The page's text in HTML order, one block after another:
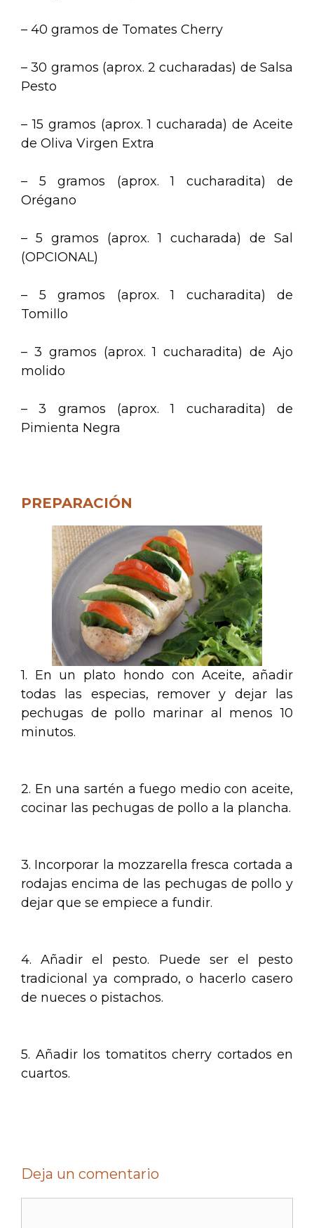
– 40 gramos de Tomates Cherry
– 30 gramos (aprox. 2 cucharadas) de Salsa
Pesto
– 15 gramos (aprox. 1 cucharada) de Aceite
de Oliva Virgen Extra
– 5 gramos (aprox. 1 cucharadita) de
Orégano
– 5 gramos (aprox. 1 cucharada) de Sal
(OPCIONAL)
– 5 gramos (aprox. 1 cucharadita) de
Tomillo
– 3 gramos (aprox. 1 cucharadita) de Ajo
molido
– 3 gramos (aprox. 1 cucharadita) de
Pimienta Negra
PREPARACIÓN
1. En un plato hondo con Aceite, añadir
todas las especias, remover y dejar las
pechugas de pollo marinar al menos 10
minutos.
2. En una sartén a fuego medio con aceite,
cocinar las pechugas de pollo a la plancha.
3. Incorporar la mozzarella fresca cortada a
rodajas encima de las pechugas de pollo y
dejar que se empiece a fundir.
4. Añadir el pesto. Puede ser el pesto
tradicional ya comprado, o hacerlo casero
de nueces o pistachos.
5. Añadir los tomatitos cherry cortados en
cuartos.
Deja un comentario